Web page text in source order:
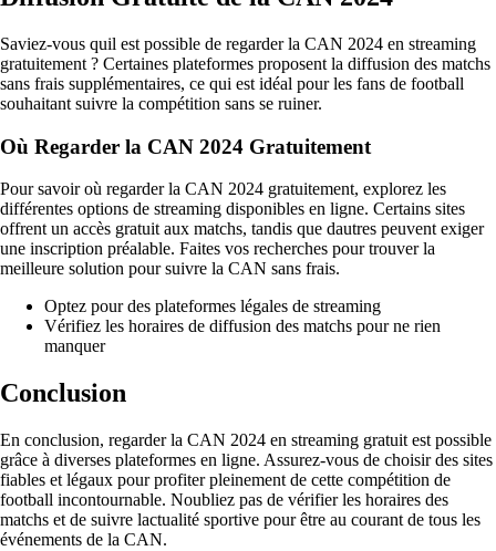
Saviez-vous quil est possible de regarder la CAN 2024 en streaming
gratuitement ? Certaines plateformes proposent la diffusion des matchs
sans frais supplémentaires, ce qui est idéal pour les fans de football
souhaitant suivre la compétition sans se ruiner.
Où Regarder la CAN 2024 Gratuitement
Pour savoir où regarder la CAN 2024 gratuitement, explorez les
différentes options de streaming disponibles en ligne. Certains sites
offrent un accès gratuit aux matchs, tandis que dautres peuvent exiger
une inscription préalable. Faites vos recherches pour trouver la
meilleure solution pour suivre la CAN sans frais.
Optez pour des plateformes légales de streaming
Vérifiez les horaires de diffusion des matchs pour ne rien
manquer
Conclusion
En conclusion, regarder la CAN 2024 en streaming gratuit est possible
grâce à diverses plateformes en ligne. Assurez-vous de choisir des sites
fiables et légaux pour profiter pleinement de cette compétition de
football incontournable. Noubliez pas de vérifier les horaires des
matchs et de suivre lactualité sportive pour être au courant de tous les
événements de la CAN.